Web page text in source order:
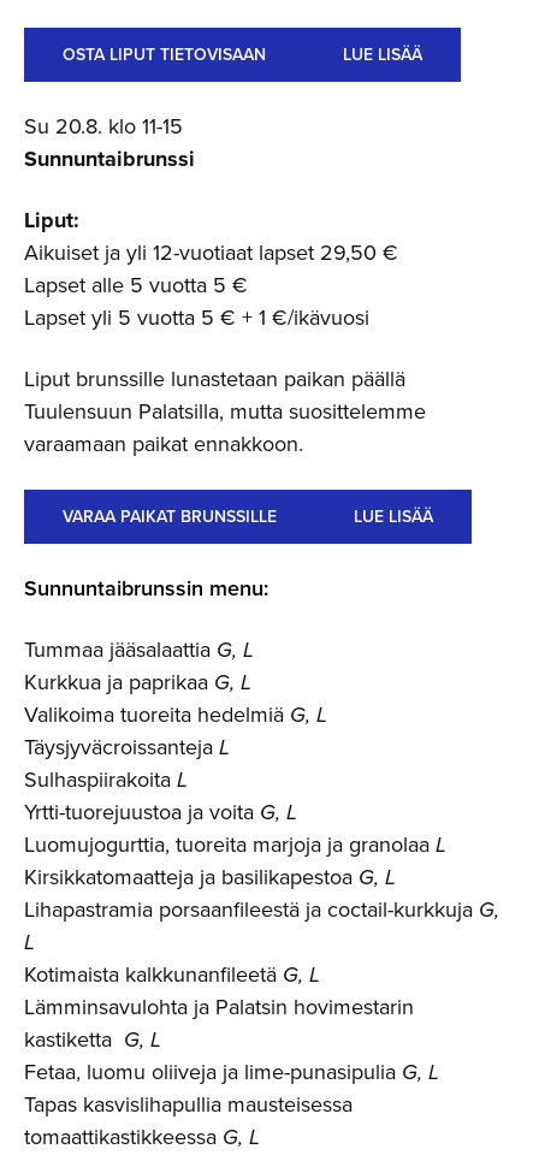
OSTA LIPUT TIETOVISAAN LUE LISÄÄ
Su 20.8. klo 11-15
Sunnuntaibrunssi
Liput:
Aikuiset ja yli 12-vuotiaat lapset 29,50 €
Lapset alle 5 vuotta 5 €
Lapset yli 5 vuotta 5 € + 1 €/ikävuosi
Liput brunssille lunastetaan paikan päällä
Tuulensuun Palatsilla, mutta suosittelemme
varaamaan paikat ennakkoon.
VARAA PAIKAT BRUNSSILLE LUE LISÄÄ
Sunnuntaib­runssin menu:
Tummaa jääsalaattia G, L
Kurkkua ja paprikaa G, L
Valikoima tuoreita hedelmiä G, L
TäysjyväcroissantejaL
SulhaspiirakoitaL
Yrtti-tuorejuustoa ja voita G, L
Luomujogurttia, tuoreita marjoja ja granolaaL
Kirsikkatomaatteja ja basilikapestoa G, L
Lihapastramia porsaanfileestä ja coctail-kurkkuja G,
L
Kotimaista kalkkunanfileetä G, L
Lämminsavulohta ja Palatsin hovimestarin
kastiketta G, L
Fetaa, luomu oliiveja ja lime-punasipulia G, L
Tapas kasvislihapullia mausteisessa
tomaattikastikkeessa G, L